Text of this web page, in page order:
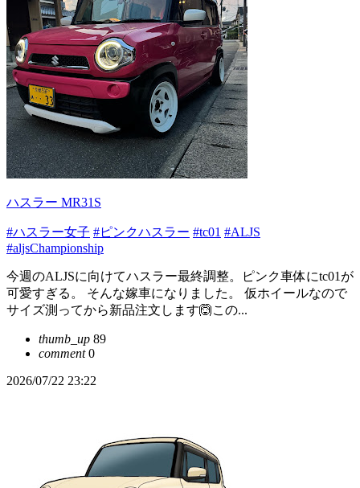
ハスラー MR31S
#ハスラー女子 #ピンクハスラー #tc01 #ALJS
#aljsChampionship
今週のALJSに向けてハスラー最終調整。ピンク車体にtc01が
可愛すぎる。 そんな嫁車になりました。 仮ホイールなので
サイズ測ってから新品注文します🙆この...
thumb_up 89
comment0
2026/07/22 23:22